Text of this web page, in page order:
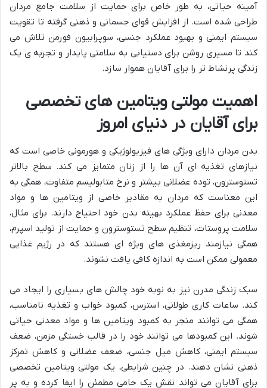
آمینه حیاتی، به طور خاص برای حمایت از سلامت جامع مردان
طراحی شده است. از افزایش قوای جسمانی و ذهنی گرفته تا تقویت
سیستم ایمنی و بهبود عملکرد جنسی، سوپرابیون فورمن تلاش می
کند تا مسیری روشن برای دستیابی به سلامتی پایدار و تجربه ی یک
زندگی پرنشاط تر را برای آقایان هموار سازد.
اهمیت مولتی ویتامین های تخصصی
برای آقایان در دنیای امروز
بدن مردان دارای ویژگی های فیزیولوژیکی و هورمونی خاصی است که
نیازهای تغذیه ای آن ها را از زنان متمایز می کند. سطح بالاتر
تستوسترون، توده عضلانی بیشتر و نرخ متابولیسم متفاوت، همگی به
این معناست که مردان به مقادیر خاصی از ویتامین ها و مواد
معدنی برای حفظ عملکرد بهینه بدن خود احتیاج دارند. برای مثال،
سلامت پروستات، تنظیم سطح تستوسترون و حمایت از تولید اسپرم،
همگی نیازمند ریزمغذی های ویژه ای هستند که در رژیم غذایی
معمولی ممکن است به اندازه کافی یافت نشوند.
سبک زندگی مدرن نیز به نوبه خود چالش های بسیاری را ایجاد می
کند. ساعات کاری طولانی، استرس، کمبود خواب و تغذیه نامناسب،
همگی می توانند منجر به کمبود ویتامین ها و مواد معدنی حیاتی
شوند. این کمبودها می توانند خود را در قالب خستگی مزمن، ضعف
سیستم ایمنی، کاهش میل جنسی، ضعف عضلانی و کاهش تمرکز
ذهنی نشان دهند. در چنین شرایطی، یک مولتی ویتامین تخصصی
برای آقایان می تواند نقش یک حامی مطمئن را ایفا کرده و به پر